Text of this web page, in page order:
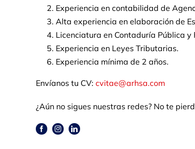
Experiencia en contabilidad de
Alta experiencia en elaboración de
Licenciatura en Contaduría Pública y
Experiencia en Leyes Tributarias.
Experiencia mínima de 2 años.
Envíanos tu CV: cvitae@arhsa.com
¿Aún no sigues nuestras redes? No te